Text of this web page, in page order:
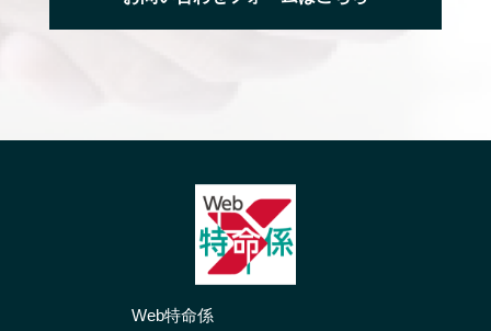
Web特命係